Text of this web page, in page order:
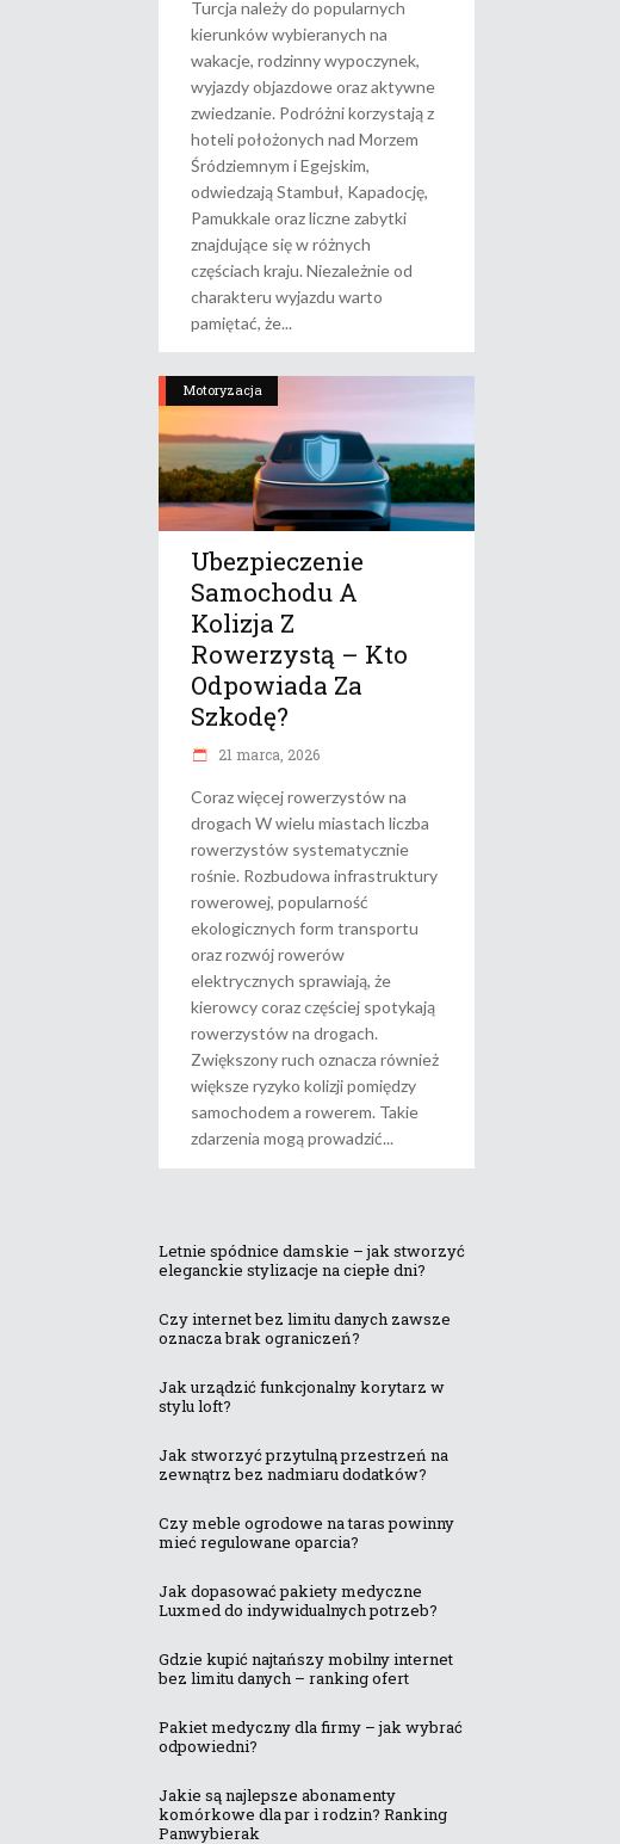
Turcja należy do popularnych
kierunków wybieranych na
wakacje, rodzinny wypoczynek,
wyjazdy objazdowe oraz aktywne
zwiedzanie. Podróżni korzystają z
hoteli położonych nad Morzem
Śródziemnym i Egejskim,
odwiedzają Stambuł, Kapadocję,
Pamukkale oraz liczne zabytki
znajdujące się w różnych
częściach kraju. Niezależnie od
charakteru wyjazdu warto
pamiętać, że
Motoryzacja
Ubezpieczenie
Samochodu A
Kolizja Z
Rowerzystą – Kto
Odpowiada Za
Szkodę?
21 marca, 2026
Coraz więcej rowerzystów na
drogach W wielu miastach liczba
rowerzystów systematycznie
rośnie. Rozbudowa infrastruktury
rowerowej, popularność
ekologicznych form transportu
oraz rozwój rowerów
elektrycznych sprawiają, że
kierowcy coraz częściej spotykają
rowerzystów na drogach.
Zwiększony ruch oznacza również
większe ryzyko kolizji pomiędzy
samochodem a rowerem. Takie
zdarzenia mogą prowadzić
Letnie spódnice damskie – jak stworzyć
eleganckie stylizacje na ciepłe dni?
Czy internet bez limitu danych zawsze
oznacza brak ograniczeń?
Jak urządzić funkcjonalny korytarz w
stylu loft?
Jak stworzyć przytulną przestrzeń na
zewnątrz bez nadmiaru dodatków?
Czy meble ogrodowe na taras powinny
mieć regulowane oparcia?
Jak dopasować pakiety medyczne
Luxmed do indywidualnych potrzeb?
Gdzie kupić najtańszy mobilny internet
bez limitu danych – ranking ofert
Pakiet medyczny dla firmy – jak wybrać
odpowiedni?
Jakie są najlepsze abonamenty
komórkowe dla par i rodzin? Ranking
Panwybierak